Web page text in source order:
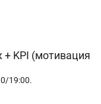
+ KPI (мотивация
19:00.